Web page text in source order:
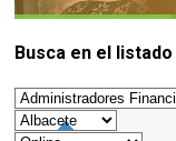
Consejos
Busca en el